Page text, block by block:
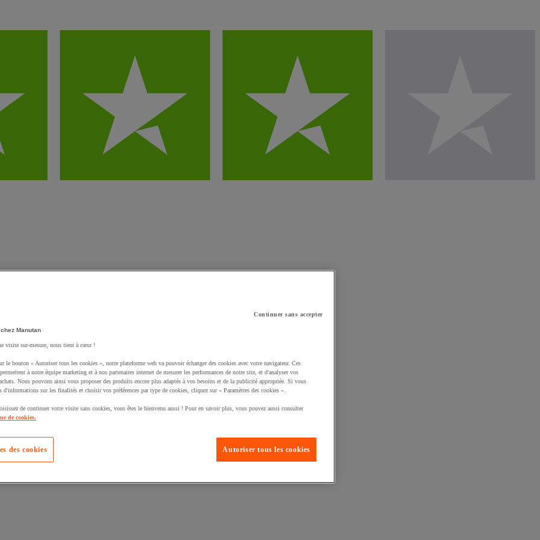
un produit à votre panier :
Continuer sans accepter
Manutan
visite sur-mesure, nous tient à cœur !
le bouton « Autoriser tous les cookies », notre plateforme web va pouvoir échanger des cookies avec votre navigateur. Ces
à notre équipe marketing et à nos partenaires internet de mesurer les performances de notre site, et d'analyser vos
Nous pouvons ainsi vous proposer des produits encore plus adaptés à vos besoins et de la publicité appropriée. Si vous
d'informations sur les finalités et choisir vos préférences par type de cookies, cliquez sur « Paramètres des cookies ».
de continuer votre visite sans cookies, vous êtes le bienvenu aussi ! Pour en savoir plus, vous pouvez aussi consulter
de cookies.
Autoriser tous les cookies
des cookies